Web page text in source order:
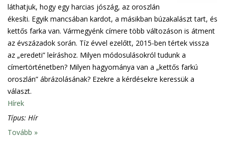
láthatjuk, hogy egy harcias jószág, az oroszlán
ékesíti. Egyik mancsában kardot, a másikban búzakalászt tart, és
kettős farka van. Vármegyénk címere több változáson is átment
az évszázadok során. Tíz évvel ezelőtt, 2015-ben tértek vissza
az „eredeti” leíráshoz. Milyen módosulásokról tudunk a
címertörténetben? Milyen hagyománya van a „kettős farkú
oroszlán” ábrázolásának? Ezekre a kérdésekre keressük a
választ.
Hírek
Típus: Hír
Tovább »